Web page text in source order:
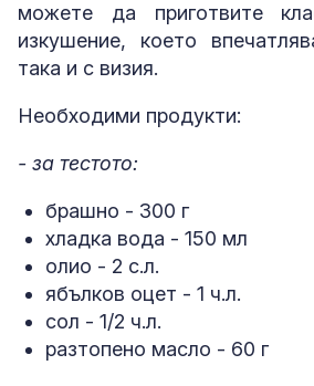
можете да приготвите
изкушение, което
така и с визия.
Необходими продукти:
- за тестото:
брашно - 300 г
хладка вода - 150 мл
олио - 2 с.л.
ябълков оцет - 1 ч.л.
сол - 1/2 ч.л.
разтопено масло - 60 г